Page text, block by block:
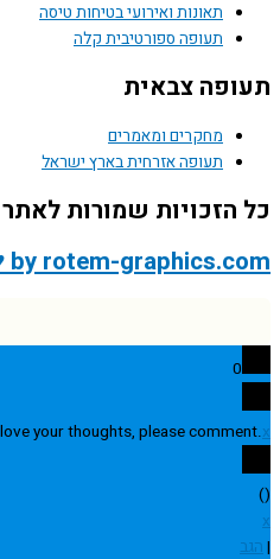
תאונות ואירועי בטיחות טיסה
תעופה ספורטיבית קלה
צבאית
מחקרים ומאמרים
תעופה אזרחית בארץ ישראל
שמורות לאתר
♥ by rotem-
love your thoughts, please